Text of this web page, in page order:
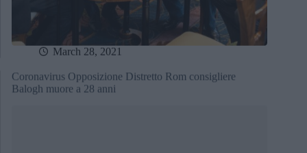
March 28, 2021
Balogh muore a 28 anni